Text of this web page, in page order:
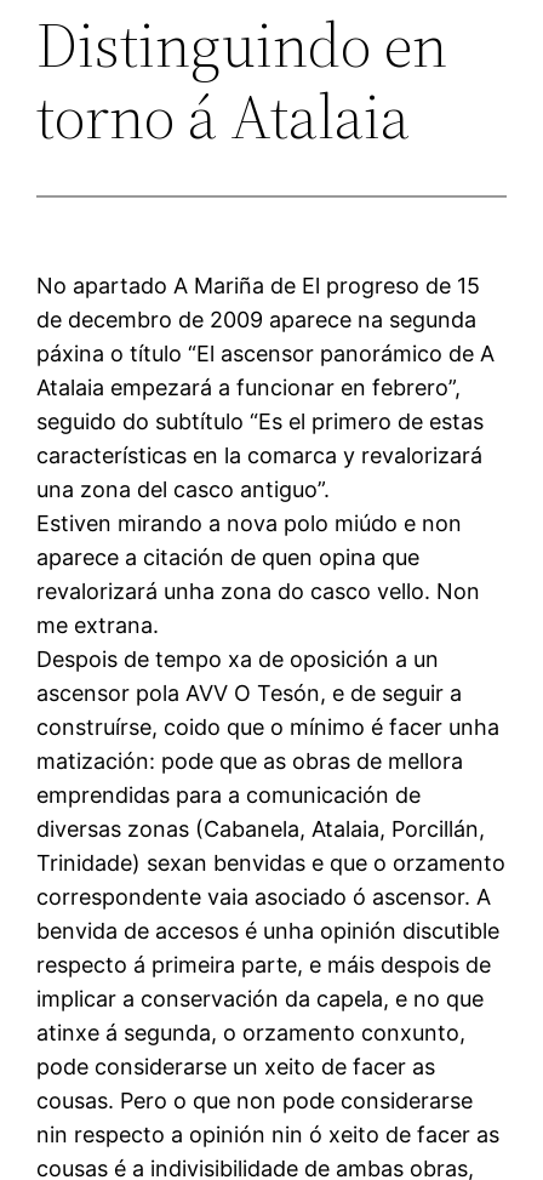
Distinguindo en
torno á Atalaia
No apartado A Mariña de El progreso de 15
de decembro de 2009 aparece na segunda
páxina o título “El ascensor panorámico de A
Atalaia empezará a funcionar en febrero”,
seguido do subtítulo “Es el primero de estas
características en la comarca y revalorizará
una zona del casco antiguo”.
Estiven mirando a nova polo miúdo e non
aparece a citación de quen opina que
revalorizará unha zona do casco vello. Non
me extrana.
Despois de tempo xa de oposición a un
ascensor pola AVV O Tesón, e de seguir a
construírse, coido que o mínimo é facer unha
matización: pode que as obras de mellora
emprendidas para a comunicación de
diversas zonas (Cabanela, Atalaia, Porcillán,
Trinidade) sexan benvidas e que o orzamento
correspondente vaia asociado ó ascensor. A
benvida de accesos é unha opinión discutible
respecto á primeira parte, e máis despois de
implicar a conservación da capela, e no que
atinxe á segunda, o orzamento conxunto,
pode considerarse un xeito de facer as
cousas. Pero o que non pode considerarse
nin respecto a opinión nin ó xeito de facer as
cousas é a indivisibilidade de ambas obras,